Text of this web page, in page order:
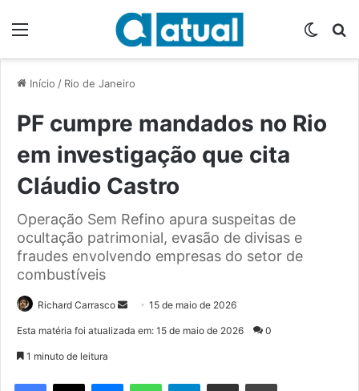
Início / Rio de Janeiro
PF cumpre mandados no Rio
em investigação que cita
Cláudio Castro
Operação Sem Refino apura suspeitas de
ocultação patrimonial, evasão de divisas e
fraudes envolvendo empresas do setor de
combustíveis
Richard Carrasco
e
15 de maio de 2026
Esta matéria foi atualizada em: 15 de maio de 2026 0
1 minuto de leitura
Telegram